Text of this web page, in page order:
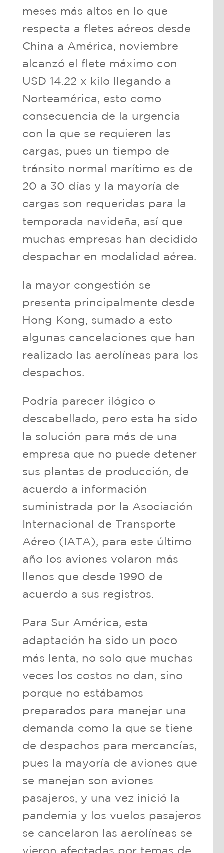
meses más altos en lo que
respecta a fletes aéreos desde
China a América, noviembre
alcanzó el flete máximo con
USD 14.22 x kilo llegando a
Norteamérica, esto como
consecuencia de la urgencia
con la que se requieren las
cargas, pues un tiempo de
tránsito normal marítimo es de
20 a 30 días y la mayoría de
cargas son requeridas para la
temporada navideña, así que
muchas empresas han decidido
despachar en modalidad aérea.
la mayor congestión se
presenta principalmente desde
Hong Kong, sumado a esto
algunas cancelaciones que han
realizado las aerolíneas para los
despachos.
Podría parecer ilógico o
descabellado, pero esta ha sido
la solución para más de una
empresa que no puede detener
sus plantas de producción, de
acuerdo a información
suministrada por la Asociación
Internacional de Transporte
Aéreo (IATA), para este último
año los aviones volaron más
llenos que desde 1990 de
acuerdo a sus registros.
Para Sur América, esta
adaptación ha sido un poco
más lenta, no solo que muchas
veces los costos no dan, sino
porque no estábamos
preparados para manejar una
demanda como la que se tiene
de despachos para mercancías,
pues la mayoría de aviones que
se manejan son aviones
pasajeros, y una vez inició la
pandemia y los vuelos pasajeros
se cancelaron las aerolíneas se
vieron afectadas por temas de